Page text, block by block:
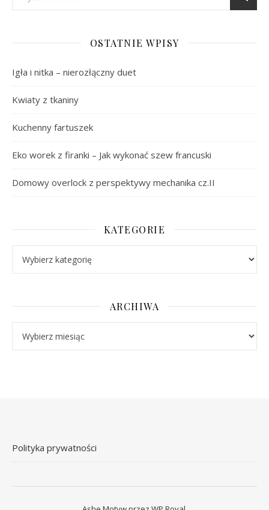
OSTATNIE WPISY
Igła i nitka – nierozłączny duet
Kwiaty z tkaniny
Kuchenny fartuszek
Eko worek z firanki – Jak wykonać szew francuski
Domowy overlock z perspektywy mechanika cz.II
KATEGORIE
ARCHIWA
Polityka prywatności